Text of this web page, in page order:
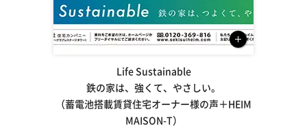
Life Sustainable
鉄の家は、強くて、やさしい。
（蓄電池搭載賃貸住宅オーナー様の声＋HEIM
MAISON-T）